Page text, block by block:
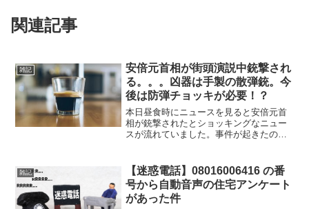
関連記事
雑記
安倍元首相が街頭演説中銃撃され
る。。。凶器は手製の散弾銃。今
後は防弾チョッキが必要！？
本日昼食時にニュースを見ると安倍元首
相が銃撃されたとショッキングなニュー
スが流れていました。事件が起きたのは
とのことでしたがその後亡くなられまし
た。安倍元首相のご冥福を...
雑記
【迷惑電話】08016006416 の番
号から自動音声の住宅アンケート
があった件